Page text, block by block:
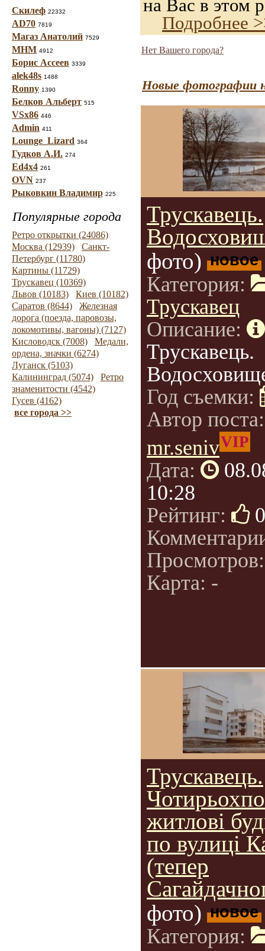
Скилеф 22332
AD70 7819
Магаз Анатолий 7529
МНМ 4912
Борис Ассеев 3339
alek48s 1488
Ronny 1390
Белков Альберт 515
VSx86 446
Admin 411
Lounge_Lizard 364
Гудков А.И. 274
Ed4x4 261
OVN 237
Рыковкин Владимир 225
Популярные города
Ретро открытки (24086)
Москва (12939)
Санкт-
Петербург (11780)
Картины (11729)
Трускавец (10369)
Львов (10183)
Киев (10182)
Саратов (8644)
Железная
дорога (поезда, паровозы,
локомотивы, вагоны) (7127)
Кисловодск (7008)
Медали,
ордена, значки (6274)
Луганск (5103)
Калининград (5074)
Ретро
знаменитости (4542)
Гусев (4162)
все города >>
на Вас в этом
Подробнее
Нет Вашего города?
Новые фотографии
Трускавець.
фото) новое
Категория:
Трускавец
Описание:
Трускавець.
Год съемки:
Автор
mr.senivVIP
Дата:
10:28
Рейтинг:
0
Карта: -
Трускавець.
житлові
по вулиці
(тепер
фото) новое
Категория: